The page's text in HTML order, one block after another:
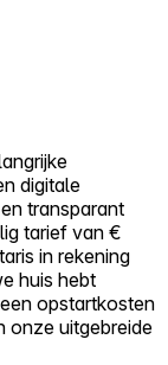
digitale
transparant
tarief van €
in rekening
huis hebt
opstartkosten
onze uitgebreide